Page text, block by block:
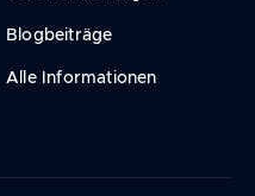
Blogbeiträge
Alle Informationen